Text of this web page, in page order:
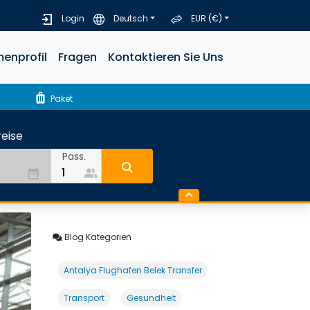
Login Deutsch EUR (€)
Fragen Kontaktieren Sie Uns
luggage Paket
date_range
Pass.
people_alt
Blog Kategorien
Antalya Flughafen Belek Transfer
Transport Gesundheit